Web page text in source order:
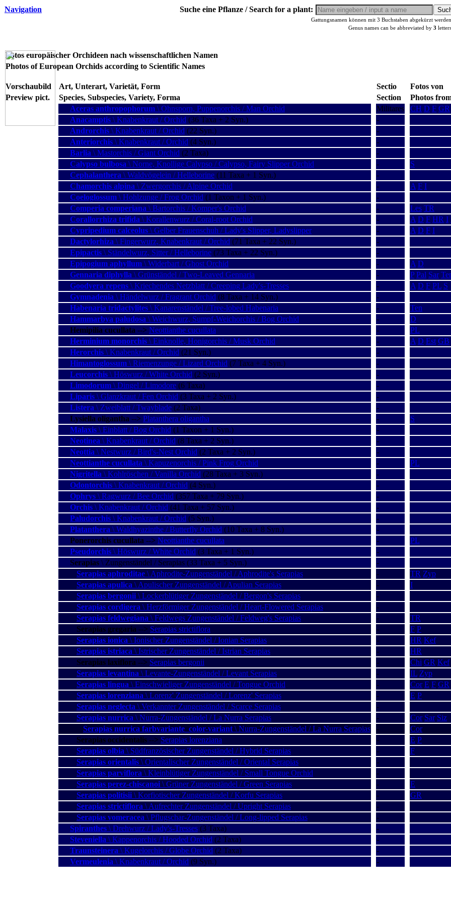
Navigation Suche eine Pflanze / Search for a plant:
Gattungsnamen können mit 3 Buchstaben abgekürzt
Genus names can be abbreviated by 3
Fotos europäischer Orchideen nach wissenschaftlichen Namen
Photos of European Orchids according to Scientific Names
Vorschaubild Art, Unterart, Varietät, Form Sectio
Fotos von
Preview pict.
Species, Subspecies, Variety, Forma Section
Photos
Aceras anthropophorum \ Ohnsporn, Puppenorchis / Man Orchid Militares CH D F GR
Anacamptis \ Knabenkraut / Orchid (36 Taxa + 2 Syn.)
-
Androrchis \ Knabenkraut / Orchid (22 Syn.)
-
Anteriorchis \ Knabenkraut / Orchid (4 Syn.)
-
Barlia \ Mastorchis / Giant Orchid (2 Taxa)
-
Calypso bulbosa \ Norne, Knollige Calypso / Calypso, Fairy Slipper Orchid -
S
Cephalanthera \ Waldvögelein / Helleborine (11 Taxa + 1 Syn.)
-
Chamorchis alpina \ Zwergorchis / Alpine Orchid - A F I
Coeloglossum \ Hohlzunge / Frog Orchid (1 Taxon + 1 Syn.)
-
Comperia comperiana \ Bartorchis / Komper's Orchid - Les TR
Corallorrhiza trifida \ Korallenwurz / Coral-root Orchid - A D F HR I
Cypripedium calceolus \ Gelber Frauenschuh / Lady's Slipper, Ladyslipper - A D F I
Dactylorhiza \ Fingerwurz, Knabenkraut / Orchid (71 Taxa + 22 Syn.)
-
Epipactis \ Ständelwurz, Sitter / Helleborine (73 Taxa + 22 Syn.)
-
Epipogium aphyllum \ Widerbart / Ghost Orchid - A D
Gennaria diphylla \ Grünständel / Two-Leaved Gennaria - P Pal Sar
Goodyera repens \ Kriechendes Netzblatt / Creeping Lady's-Tresses - A D F PL S
Gymnadenia \ Händelwurz / Fragrant Orchid (8 Taxa + 14 Syn.)
-
Habenaria tridactylites \ Kanarenständel / Tree-lobed Habenaria -
Ten
Hammarbya paludosa \ Weichwurz, Sumpf-Weichorchis / Bog Orchid -
D
Hemipilia cucullata --> Neottianthe cucullata -
PL
Herminium monorchis \ Einknolle, Honigorchis / Musk Orchid - A D Est GB
Herorchis \ Knabenkraut / Orchid (21 Syn.)
-
Himantoglossum \ Riemenzunge / Lizard Orchid (7 Taxa + 4 Syn.)
-
Leucorchis \ Höswurz / White Orchid (2 Syn.)
-
Limodorum \ Dingel / Limodore (6 Taxa)
-
Liparis \ Glanzkraut / Fen Orchid (3 Taxa + 2 Syn.)
-
Listera \ Zweiblatt / Twayblade (2 Taxa)
-
Lysiella oligantha --> Platanthera oligantha -
S
Malaxis \ Einblatt / Bog Orchid (1 Taxon + 1 Syn.)
-
Neotinea \ Knabenkraut / Orchid (8 Taxa + 2 Syn.)
-
Neottia \ Nestwurz / Bird's-Nest Orchid (2 Taxa + 2 Syn.)
-
Neottianthe cucullata \ Kapuzenorchis / Pink Frog Orchid -
PL
Nigritella \ Kohlröschen / Vanilla Orchid (28 Taxa + 3 Syn.)
-
Odontorchis \ Knabenkraut / Orchid (4 Syn.)
-
Ophrys \ Ragwurz / Bee Orchid (357 Taxa + 79 Syn.)
-
Orchis \ Knabenkraut / Orchid (41 Taxa + 57 Syn.)
-
Paludorchis \ Knabenkraut / Orchid (5 Syn.)
-
Platanthera \ Waldhyazinthe / Butterfly Orchid (10 Taxa + 8 Syn.)
-
Ponerorchis cucullata --> Neottianthe cucullata -
PL
Pseudorchis \ Höswurz / White Orchid (3 Taxa + 1 Syn.)
-
Serapias \ Zungenständel / Serapias (33 Taxa + 5 Syn.)
-
Serapias aphroditae \ Aphrodite-Zungenständel / Aphrodite's Serapias - TR Zyp
Serapias apulica \ Apulischer Zungenständel / Apulian Serapias -
I
Serapias bergonii \ Lockerblütiger Zungenständel / Bergon's Serapias
-
Serapias cordigera \ Herzförmiger Zungenständel / Heart-Flowered Serapias
-
Serapias feldwegiana \ Feldwegs Zungenständel / Feldweg's Serapias -
TR
Serapias gregaria --> Serapias strictiflora - F P
Serapias ionica \ Ionischer Zungenständel / Ionian Serapias - HR Kef
Serapias istriaca \ Istrischer Zungenständel / Istrian Serapias -
HR
Serapias laxiflora --> Serapias bergonii - Chi GR Kef
Serapias levantina \ Levante-Zungenständel / Levant Serapias - IL Zyp
Serapias lingua \ Einschwieliger Zungenständel / Tongue Orchid - Cor E F GR
Serapias lorenziana \ Lorenz' Zungenständel / Lorenz' Serapias - E P
Serapias neglecta \ Verkannter Zungenständel / Scarce Serapias
-
Serapias nurrica \ Nurra-Zungenständel / La Nurra Serapias - Cor Sar Siz
Serapias nurrica farbvariante_color-variant \ Nurra-Zungenständel / La Nurra Serapias -
Cor
Serapias occidentalis --> Serapias lorenziana - E P
Serapias olbia \ Südfranzösischer Zungenständel / Hybrid Serapias -
F
Serapias orientalis \ Orientalischer Zungenständel / Oriental Serapias
-
Serapias parviflora \ Kleinblütiger Zungenständel / Small Tongue Orchid
-
Serapias perez-chiscanoi \ Grüner Zungenständel / Green Serapias -
E
Serapias politisii \ Korfiotischer Zungenständel / Korfu Serapias -
GR
Serapias strictiflora \ Aufrechter Zungenständel / Upright Serapias
-
Serapias vomeracea \ Pflugschar-Zungenständel / Long-lipped Serapias
-
Spiranthes \ Drehwurz / Lady's-Tresses (3 Taxa)
-
Steveniella \ Kappenorchis / Hooded Orchid (2 Taxa)
-
Traunsteinera \ Kugelorchis / Globe Orchid (2 Taxa)
-
Vermeulenia \ Knabenkraut / Orchid (9 Syn.) -